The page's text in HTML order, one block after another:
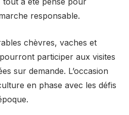
responsable.
chèvres, vaches et
participer aux visites
sur demande. L’occasion
en phase avec les défis